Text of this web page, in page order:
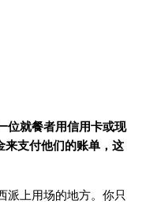
位就餐者用信用卡或现
来支付他们的账单，这
派上用场的地方。你只